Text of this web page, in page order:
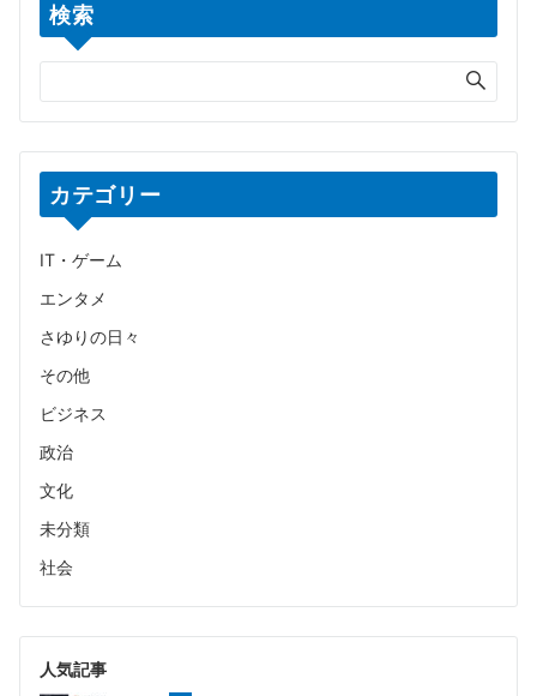
検索
カテゴリー
IT・ゲーム
エンタメ
さゆりの日々
その他
ビジネス
政治
文化
未分類
社会
人気記事